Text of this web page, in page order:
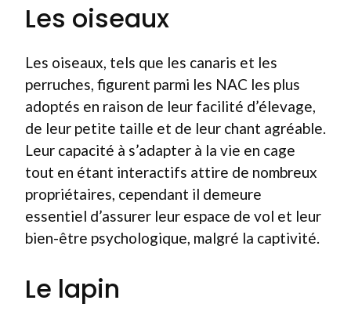
Les oiseaux
Les oiseaux, tels que les canaris et les
perruches, figurent parmi les NAC les plus
adoptés en raison de leur facilité d’élevage,
de leur petite taille et de leur chant agréable.
Leur capacité à s’adapter à la vie en cage
tout en étant interactifs attire de nombreux
propriétaires, cependant il demeure
essentiel d’assurer leur espace de vol et leur
bien-être psychologique, malgré la captivité.
Le lapin